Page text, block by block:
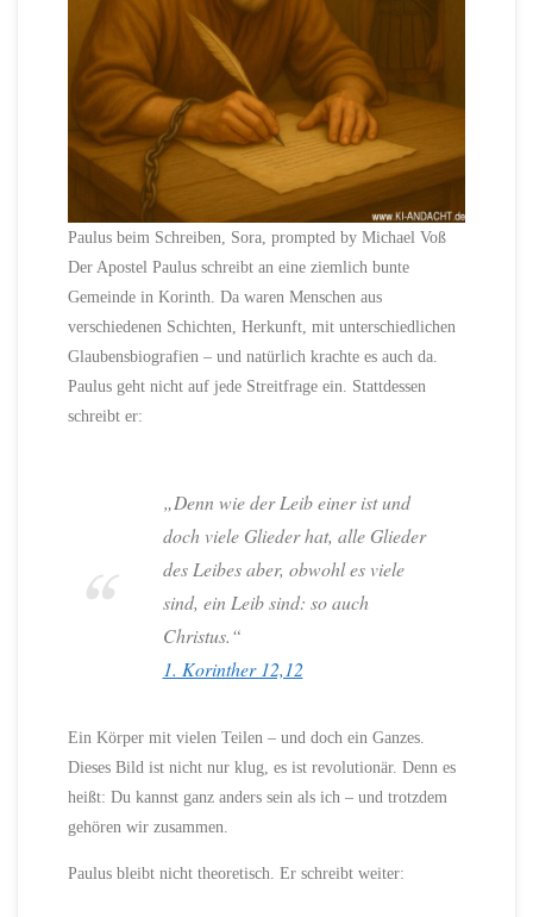
Paulus beim Schreiben, Sora, prompted by Michael Voß
Der Apostel Paulus schreibt an eine ziemlich bunte
Gemeinde in Korinth. Da waren Menschen aus
verschiedenen Schichten, Herkunft, mit unterschiedlichen
Glaubensbiografien – und natürlich krachte es auch da.
Paulus geht nicht auf jede Streitfrage ein. Stattdessen
schreibt er:
„Denn wie der Leib einer ist und
doch viele Glieder hat, alle Glieder
des Leibes aber, obwohl es viele
sind, ein Leib sind: so auch
Christus.“
1. Korinther 12,12
Ein Körper mit vielen Teilen – und doch ein Ganzes.
Dieses Bild ist nicht nur klug, es ist revolutionär. Denn es
heißt: Du kannst ganz anders sein als ich – und trotzdem
gehören wir zusammen.
Paulus bleibt nicht theoretisch. Er schreibt weiter: